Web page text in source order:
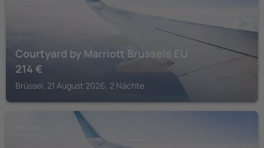
Courtyard by Marriott Brussels EU
214 €
Brüssel, 21 August 2026, 2 Nächte